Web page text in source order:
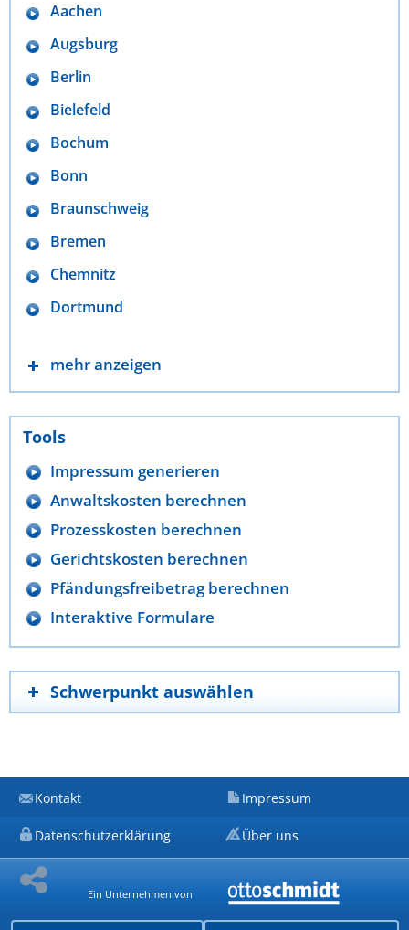
Aachen
Augsburg
Berlin
Bielefeld
Bochum
Bonn
Braunschweig
Bremen
Chemnitz
Dortmund
mehr anzeigen
Tools
Impressum generieren
Anwaltskosten berechnen
Prozesskosten berechnen
Gerichtskosten berechnen
Pfändungsfreibetrag berechnen
Interaktive Formulare
Schwerpunkt auswählen
Kontakt Impressum
Datenschutzerklärung Über uns
Ein Unternehmen von